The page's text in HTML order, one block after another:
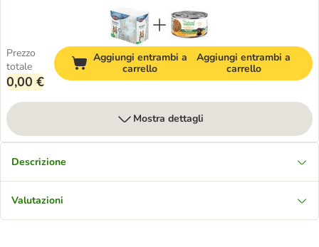
Prezzo
totale
0,00 €
Aggiungi entrambi a
carrello
Aggiungi entrambi a
carrello
Mostra dettagli
Descrizione
Valutazioni